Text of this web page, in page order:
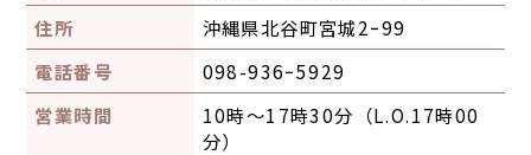
住所
沖縄県北谷町宮城2ｰ99
電話番号
098-936ｰ5929
営業時間
10時～17時30分（L.O.17時00
分）